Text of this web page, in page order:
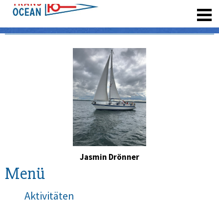
Jasmin Drönner
Menü
Aktivitäten